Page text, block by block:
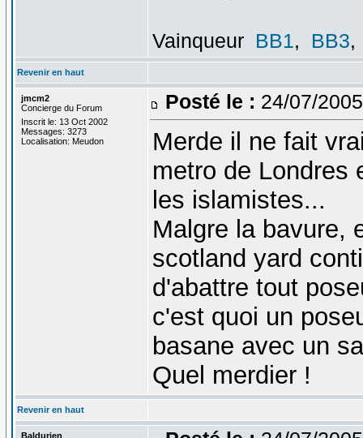
Vainqueur BB1, BB3,
Revenir en haut
jmcm2
Concierge du Forum
Inscrit le: 13 Oct 2002
Messages: 3273
Localisation: Meudon
Posté le : 24/07/
Merde il ne fait
metro de Londres
les islamistes...
Malgre la bavure,
scotland yard
d'abattre tout
c'est quoi un
basane avec un
Quel merdier !
Revenir en haut
Baldurien